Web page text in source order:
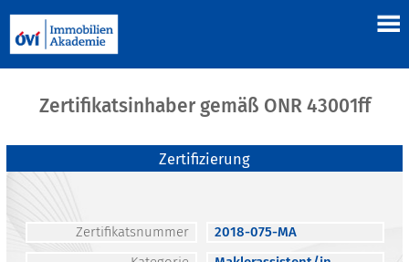
Zertifikatsinhaber gemäß ONR 43001ff
Zertifizierung
Zertifikatsnummer
2018-075-MA